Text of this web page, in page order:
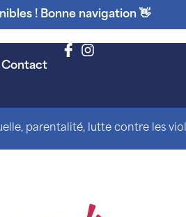
! Bonne navigation 👋
Contact
parentalité, lutte contre les